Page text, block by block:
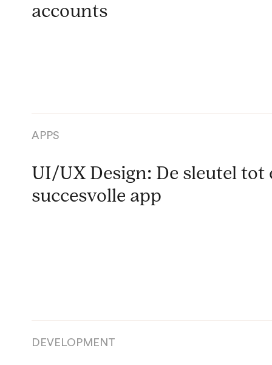
accounts
APPS
UI/UX Design: De sleutel tot
succesvolle app
DEVELOPMENT